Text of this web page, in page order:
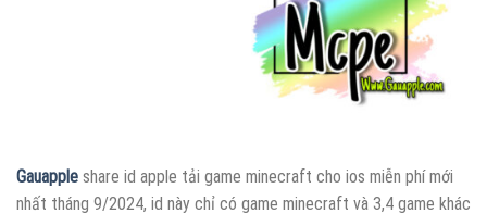
Gauapple share id apple tải game minecraft cho ios miễn phí mới
nhất tháng 9/2024, id này chỉ có game minecraft và 3,4 game khác